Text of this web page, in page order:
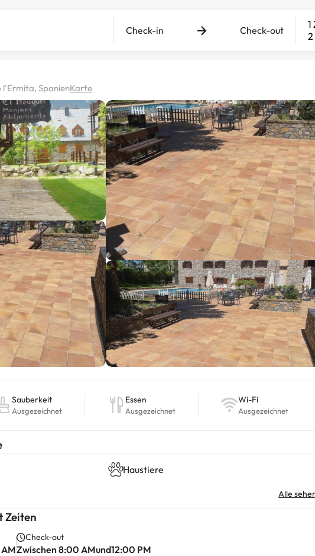
Check-in Check-out
l'Ermita, SpanienKarte
Sauberkeit
Ausgezeichnet
Essen
Ausgezeichnet
Wi-Fi
Ausgezeichnet
Haustiere
Alle
Zeiten
Check-out
Zwischen 8:00 AMund12:00 PM